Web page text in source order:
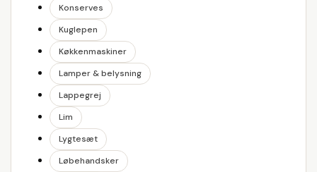
Konserves
Kuglepen
Køkkenmaskiner
Lamper & belysning
Lappegrej
Lim
Lygtesæt
Løbehandsker